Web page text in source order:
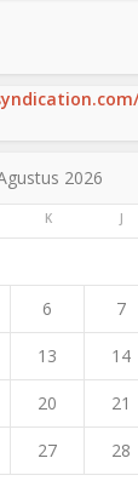
2026
K J
6 7
13 14
20 21
27 28